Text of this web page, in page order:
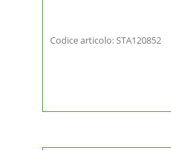
Codice articolo: STA120852